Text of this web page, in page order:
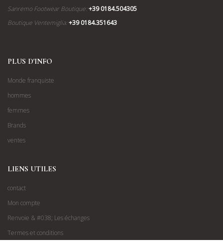
Sanremo Footwear Boutique:+39 0184.504305
Boutique Ventemiglia:+39 0184.351643
PLUS D'INFO
Monde franquiste
hommes
femmes
Brands
ventes
LIENS UTILES
contact
Mon compte
Renvoie & #038; Les échanges
Termes et conditions